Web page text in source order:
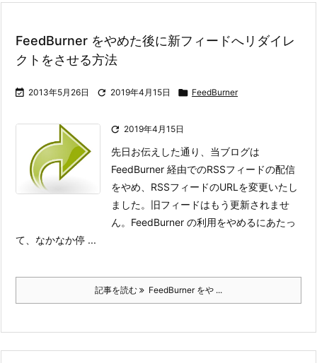
FeedBurner をやめた後に新フィードへリダイレ
クトをさせる方法
 2013年5月26日  2019年4月15日  FeedBurner
 2019年4月15日
先日お伝えした通り、当ブログは
FeedBurner 経由でのRSSフィードの配信
をやめ、RSSフィードのURLを変更いたし
ました。旧フィードはもう更新されませ
ん。 FeedBurner の利用をやめるにあたっ
て、なかなか停 ...
記事を読む FeedBurner をや ...